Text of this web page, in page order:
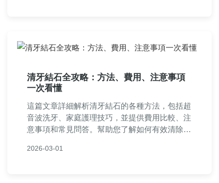
清牙結石全攻略：方法、費用、注意事項
一次看懂
這篇文章詳細解析清牙結石的各種方法，包括超
音波洗牙、家庭護理技巧，並提供費用比較、注
意事項和常見問答。幫助您了解如何有效清除牙
知識，實用性強。
2026-03-01